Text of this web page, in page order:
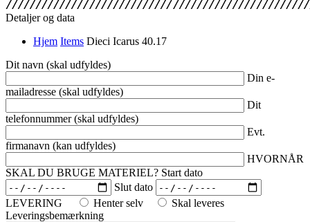
Detaljer og data
Hjem Items Dieci Icarus 40.17
Dit navn (skal udfyldes)
Din e-
mailadresse (skal udfyldes)
Dit
telefonnummer (skal udfyldes)
Evt.
firmanavn (kan udfyldes)
HVORNÅR
SKAL DU BRUGE MATERIEL? Start dato
Slut dato
LEVERING
Henter selv
Skal leveres
Leveringsbemærkning